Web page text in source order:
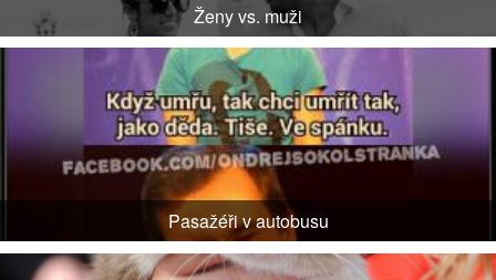
Ženy vs. muži
Pasažéři v autobusu